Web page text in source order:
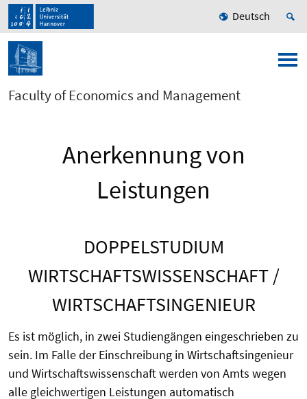
Deutsch
Faculty of Economics and Management
Anerkennung von
Leistungen
DOPPELSTUDIUM
WIRTSCHAFTSWISSENSCHAFT /
WIRTSCHAFTSINGENIEUR
Es ist möglich, in zwei Studiengängen eingeschrieben zu
sein. Im Falle der Einschreibung in Wirtschaftsingenieur
und Wirtschaftswissenschaft werden von Amts wegen
alle gleichwertigen Leistungen automatisch